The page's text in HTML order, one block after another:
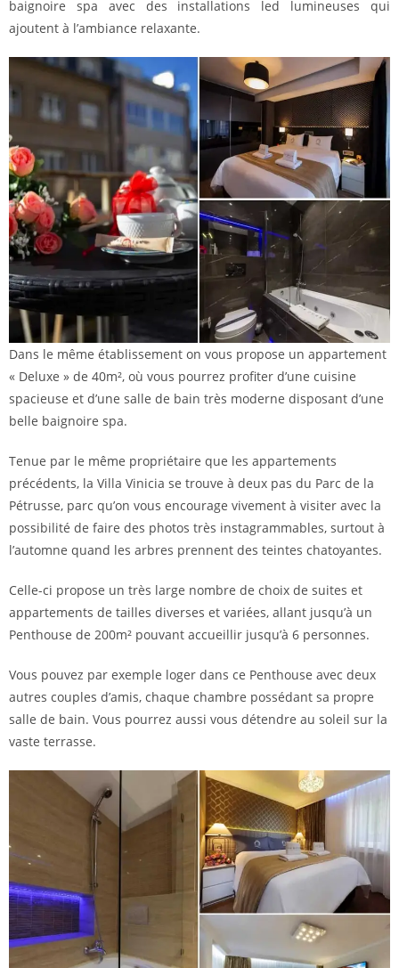
baignoire spa avec des installations led lumineuses qui
ajoutent à l’ambiance relaxante.
Dans le même établissement on vous propose un appartement
« Deluxe » de 40m², où vous pourrez profiter d’une cuisine
spacieuse et d’une salle de bain très moderne disposant d’une
belle baignoire spa.
Tenue par le même propriétaire que les appartements
précédents, la Villa Vinicia se trouve à deux pas du Parc de la
Pétrusse, parc qu’on vous encourage vivement à visiter avec la
possibilité de faire des photos très instagrammables, surtout à
l’automne quand les arbres prennent des teintes chatoyantes.
Celle-ci propose un très large nombre de choix de suites et
appartements de tailles diverses et variées, allant jusqu’à un
Penthouse de 200m² pouvant accueillir jusqu’à 6 personnes.
Vous pouvez par exemple loger dans ce Penthouse avec deux
autres couples d’amis, chaque chambre possédant sa propre
salle de bain. Vous pourrez aussi vous détendre au soleil sur la
vaste terrasse.